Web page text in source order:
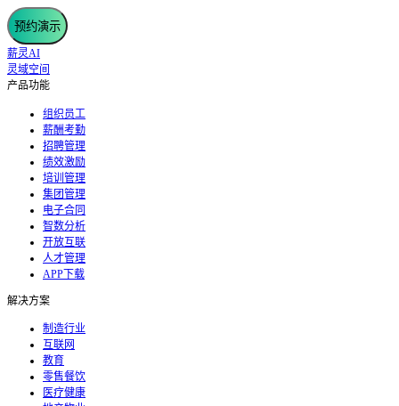
预约演示
薪灵AI
灵域空间
产品功能
组织员工
薪酬考勤
招聘管理
绩效激励
培训管理
集团管理
电子合同
智数分析
开放互联
人才管理
APP下载
解决方案
制造行业
互联网
教育
零售餐饮
医疗健康